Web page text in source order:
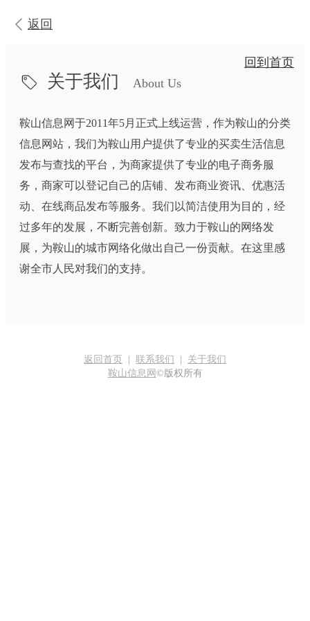
返回
回到首页
关于我们 About Us
鞍山信息网于2011年5月正式上线运营，作为鞍山的分类
信息网站，我们为鞍山用户提供了专业的买卖生活信息
发布与查找的平台，为商家提供了专业的电子商务服
务，商家可以登记自己的店铺、发布商业资讯、优惠活
动、在线商品发布等服务。我们以简洁使用为目的，经
过多年的发展，不断完善创新。致力于鞍山的网络发
展，为鞍山的城市网络化做出自己一份贡献。在这里感
谢全市人民对我们的支持。
返回首页 联系我们
关于我们
鞍山信息网 ©版权所有